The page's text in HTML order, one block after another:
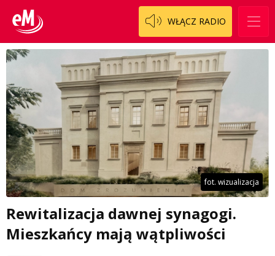
WŁĄCZ RADIO
fot. wizualizacja
Rewitalizacja dawnej synagogi.
Mieszkańcy mają wątpliwości